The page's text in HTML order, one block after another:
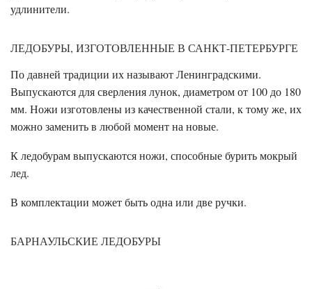
удлинители.
ЛЕДОБУРЫ, ИЗГОТОВЛЕННЫЕ В САНКТ-ПЕТЕРБУРГЕ
По давней традиции их называют Ленинградскими.
Выпускаются для сверления лунок, диаметром от 100 до 180
мм. Ножи изготовлены из качественной стали, к тому же, их
можно заменить в любой момент на новые.
К ледобурам выпускаются ножи, способные бурить мокрый
лед.
В комплектации может быть одна или две ручки.
БАРНАУЛЬСКИЕ ЛЕДОБУРЫ